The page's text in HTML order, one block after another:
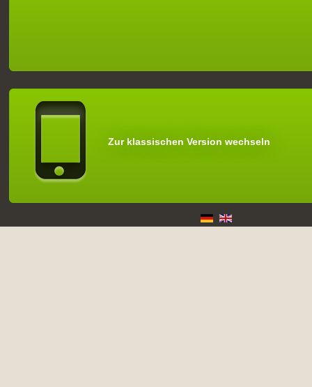
Zur klassischen Version wechseln